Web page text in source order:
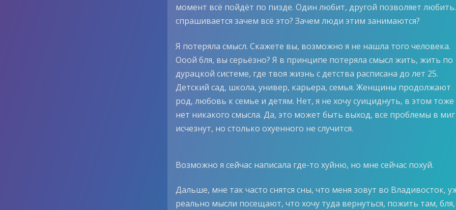
момент всё пойдёт по пизде. Один любит, другой позволяет
спрашивается зачем всё это? Зачем люди этим занимаются?
Я потеряла смысл. Скажете вы, возможно я не нашла того человека.
Ооой бля, вы серьёзно? Я в принципе потеряла смысл жить, жить по
дурацкой системе, где твоя жизнь с детства расписана до лет 25.
Детский сад, школа, универ, карьера, семья. Женщины продолжают
род, любовь к семье и детям. Нет, я не хочу суициднуть, в этом тоже
нет никакого смысла. Да, это может быть выход, все проблемы в миг
исчезнут, но столько охуенного не случится.
Возможно я сейчас написала где-то хуйню, но мне сейчас похуй.
Дальше, мне так часто снятся сны, что меня зовут во Владивосток,
реально мысли посещают, что хочу туда вернуться, пожить там, бля,